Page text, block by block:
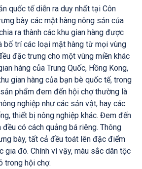
quốc tế diễn ra duy nhất tại Côn
bày các mặt hàng nông sản của
ra thành các khu gian hàng được
bố trí các loại mặt hàng từ mọi vùng
đặc trưng cho một vùng miền khác
hàng của Trung Quốc, Hồng Kong,
gian hàng của bạn bè quốc tế, trong
phẩm đem đến hội chợ thường là
nghiệp như các sản vật, hay các
thiết bị nông nghiệp khác. Đem đến
có cách quảng bá riêng. Thông
bày, tất cả đều toát lên đặc điểm
gia đó. Chính vì vậy, màu sắc dân tộc
trong hội chợ.